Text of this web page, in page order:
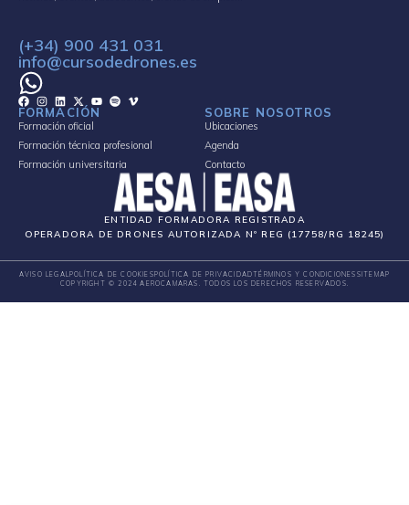
(+34) 900 431 031
info@cursodedrones.es
FORMACIÓN
Formación oficial
Formación técnica profesional
Formación universitaria
SOBRE NOSOTROS
Ubicaciones
Agenda
Contacto
ENTIDAD FORMADORA REGISTRADA
OPERADORA DE DRONES AUTORIZADA Nº REG (17758/RG 18245)
COPYRIGHT © 2024 AEROCAMARAS. TODOS LOS DERECHOS RESERVADOS.
AVISO LEGALPOLÍTICA DE COOKIESPOLÍTICA DE PRIVACIDADTÉRMINOS Y CONDICIONES SITEMAP